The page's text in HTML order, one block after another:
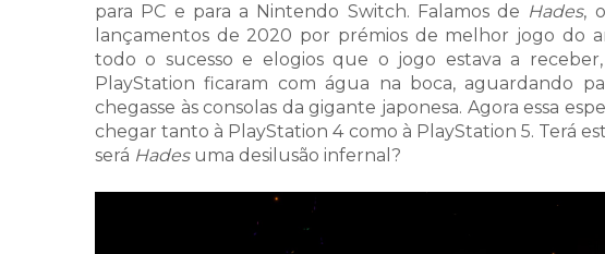
para PC e para a Nintendo Switch. Falamos de Hades,
lançamentos de 2020 por prémios de melhor jogo do
todo o sucesso e elogios que o jogo estava a
PlayStation ficaram com água na boca, aguardando
chegasse às consolas da gigante japonesa. Agora essa
chegar tanto à PlayStation 4 como à PlayStation 5. Terá
será Hadesuma desilusão infernal?